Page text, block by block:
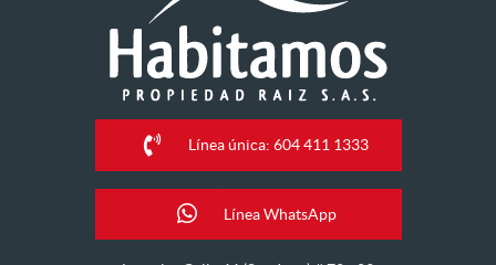
Línea única: 604 411 1333
Línea WhatsApp